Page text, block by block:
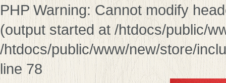
PHP Warning: Cannot modify
(output started at /htdocs/public/
/htdocs/public/www/new/store/
line 78